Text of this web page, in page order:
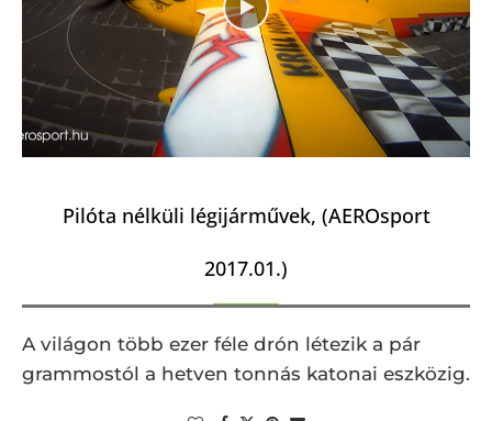
Pilóta nélküli légijárművek, (AEROsport
2017.01.)
A világon több ezer féle drón létezik a pár
grammostól a hetven tonnás katonai eszközig.